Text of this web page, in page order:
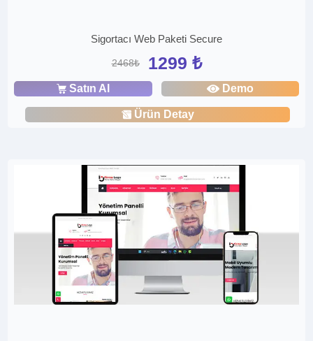
Sigortacı Web Paketi Secure
2468₺ 1299 ₺
Satın Al Demo
Ürün Detay